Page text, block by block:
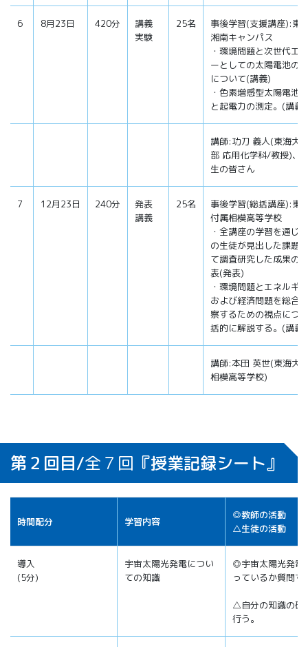
6 8月23日 420分
講義
実験
25名
事後学習(支援講座):東
湘南キャンパス
・環境問題と次世代エ
ーとしての太陽電池の
について(講義)
・色素増感型太陽電池
と起電力の測定。(講義
講師:功刀 義人(東海大
部 応用化学科/教授)、
生の皆さん
7 12月23日 240分
発表
講義
25名
事後学習(総括講座):東
付属相模高等学校
・全講座の学習を通じ
の生徒が見出した課題
て調査研究した成果の
表(発表)
・環境問題とエネルギ
および経済問題を総合
察するための視点につ
括的に解説する。(講義)
講師:本田 英世(東海大
相模高等学校)
第２回目/全７回 『授業記録シート』
時間配分 学習内容
◎教師の活動
△生徒の活動
導入
(5分)
宇宙太陽光発電につい
ての知識
◎宇宙太陽光発電
っているか質問す
△自分の知識の確
行う。